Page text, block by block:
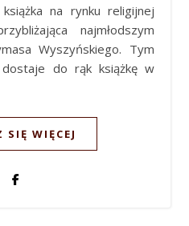
na rynku religijnej
najmłodszym
Wyszyńskiego. Tym
do rąk książkę w
SIĘ WIĘCEJ